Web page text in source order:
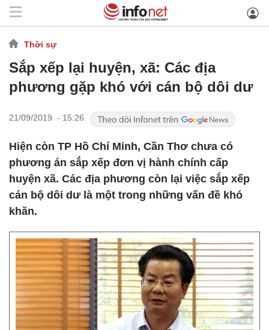
Thời sự
Sắp xếp lại huyện, xã: Các địa
phương gặp khó với cán bộ dôi dư
21/09/2019 - 15:26
Hiện còn TP Hồ Chí Minh, Cần Thơ chưa có
phương án sắp xếp đơn vị hành chính cấp
huyện xã. Các địa phương còn lại việc sắp xếp
cán bộ dôi dư là một trong những vấn đề khó
khăn.